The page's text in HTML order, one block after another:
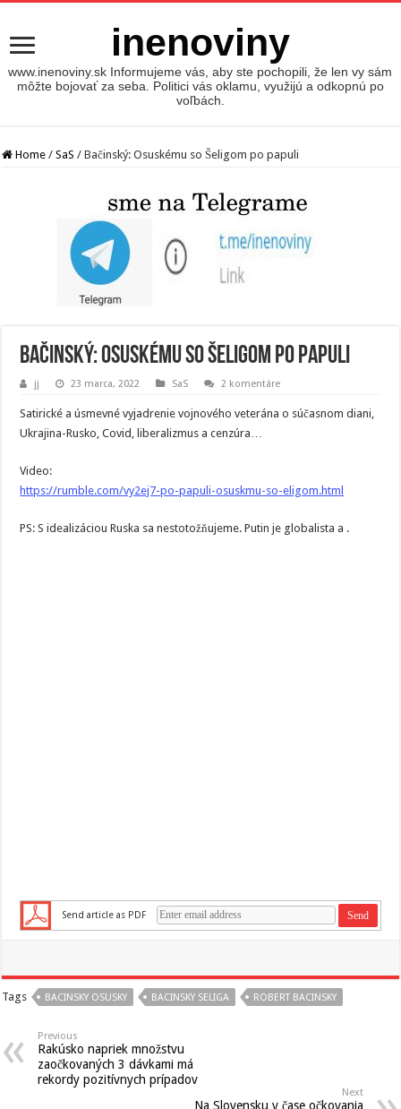
inenoviny
www.inenoviny.sk Informujeme vás, aby ste pochopili, že len vy sám
môžte bojovať za seba. Politici vás oklamu, využijú a odkopnú po
voľbách.
Home / SaS / Bačinský: Osuskému so Šeligom po papuli
Bačinský: Osuskému so Šeligom po papuli
jj 23 marca, 2022 SaS 2 komentáre
Satirické a úsmevné vyjadrenie vojnového veterána o súčasnom diani,
Ukrajina-Rusko, Covid, liberalizmus a cenzúra…
Video:
https://rumble.com/vy2ej7-po-papuli-osuskmu-so-eligom.html
PS: S idealizáciou Ruska sa nestotožňujeme. Putin je globalista a .
Send article as PDF
Tags BACINSKY OSUSKY BACINSKY SELIGA ROBERT BACINSKY
Previous
Rakúsko napriek množstvu
zaočkovaných 3 dávkami má
rekordy pozitívnych prípadov
Next
Na Slovensku v čase očkovania